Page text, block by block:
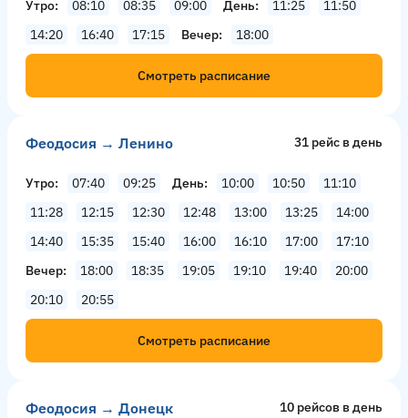
Утро 08:10 08:35 09:00 День 11:25
11:50
14:20
16:40 17:15 Вечер 18:00
Смотреть расписание
Феодосия → Ленино 31 рейс в день
Утро 07:40 09:25 День 10:00 10:50
11:10
11:28
12:15 12:30 12:48 13:00 13:25
14:00
14:40
15:35 15:40 16:00 16:10 17:00
17:10
Вечер
18:00 18:35 19:05 19:10 19:40
20:00
20:10
20:55
Смотреть расписание
Феодосия → Донецк 10 рейсов в день